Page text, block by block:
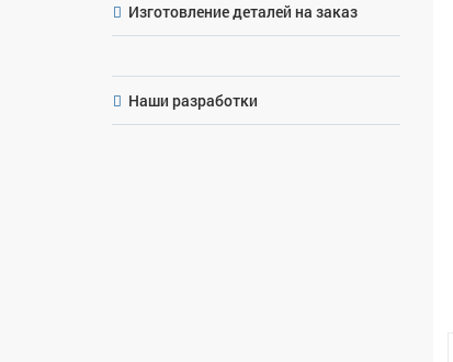
Изготовление деталей на заказ
Наши разработки